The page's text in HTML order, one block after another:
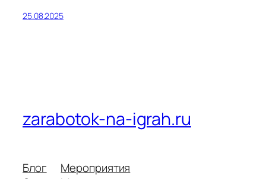
25.08.2025
zarabotok-na-igrah.ru
Блог
Мероприятия